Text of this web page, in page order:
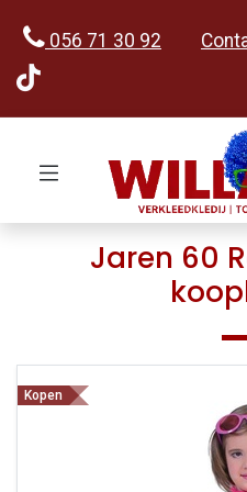
056 71 30 92
Jaren 60
Kopen